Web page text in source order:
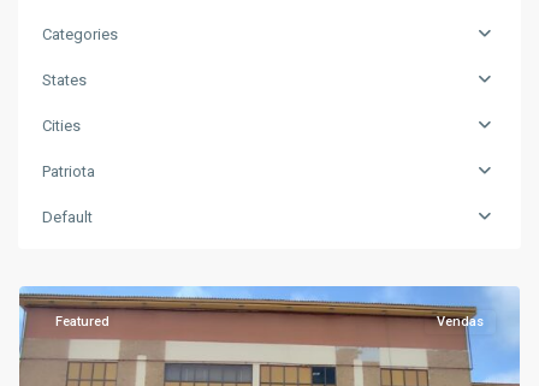
Categories
States
Cities
Patriota
Default
Featured Vendas